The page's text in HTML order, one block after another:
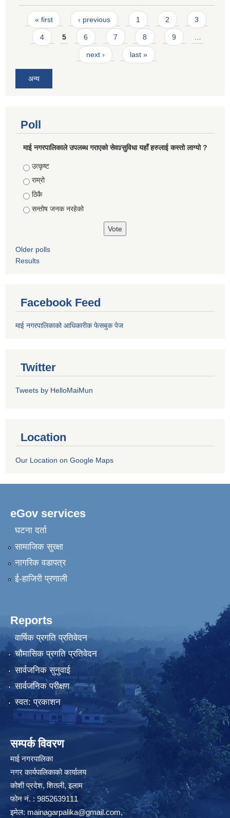
Pages
« first ‹ previous 1 2 3
4 5 6 7 8 9 …
next › last »
अन्य
Poll
माई नगरपालिकाले उपलब्ध गराएको सेवा/सुविधा यहाँ हरुलाई कस्तो लाग्यो ?
Choices
उत्कृष्ट
राम्रो
ठिकै
सन्तोष जनक नरहेको
Older polls
Results
Facebook Feed
माई नगरपालिकाको आधिकारीक फेसबुक पेज
Twitter
Tweets by HelloMaiMun
Location
Our Location on Google Maps
eGov services
घटना दर्ता
सामाजिक सुरक्षा
नागरिक वडापत्र
ई-हाजिरी प्रणाली
Reports
वार्षिक प्रगति प्रतिवेदन
चौमासिक प्रगति प्रतिवेदन
सार्वजनिक सुनुवाई
सार्वजनिक परीक्षण
स्वत: प्रकाशन
सम्पर्क विवरण
माई नगरपालिका
नगर कार्यपालिकाको कार्यालय
कोशी प्रदेश, शितली, इलाम
फोन नं. : 9852639111
इमेल:mainagarpalika@gmail.com,